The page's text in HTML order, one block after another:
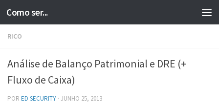
Skip to content
Como ser...
RICO
Análise de Balanço Patrimonial e DRE (+
Fluxo de Caixa)
POR ED SECURITY · JUNHO 25, 2013